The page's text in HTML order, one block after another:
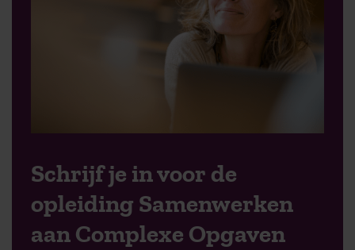
Schrijf je in voor de
opleiding Samenwerken
aan Complexe Opgaven